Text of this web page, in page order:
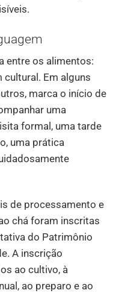
entre os alimentos:
Em alguns
marca o início de
uma
formal, uma tarde
uma prática
de processamento e
chá foram inscritas
do Patrimônio
A inscrição
ao cultivo, à
ao preparo e ao